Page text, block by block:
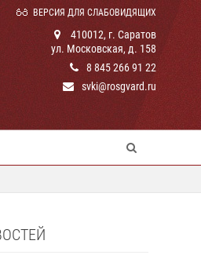
ВЕРСИЯ ДЛЯ СЛАБОВИДЯЩИХ
410012, г. Саратов
ул. Московская, д. 158
8 845 266 91 22
svki@rosgvard.ru